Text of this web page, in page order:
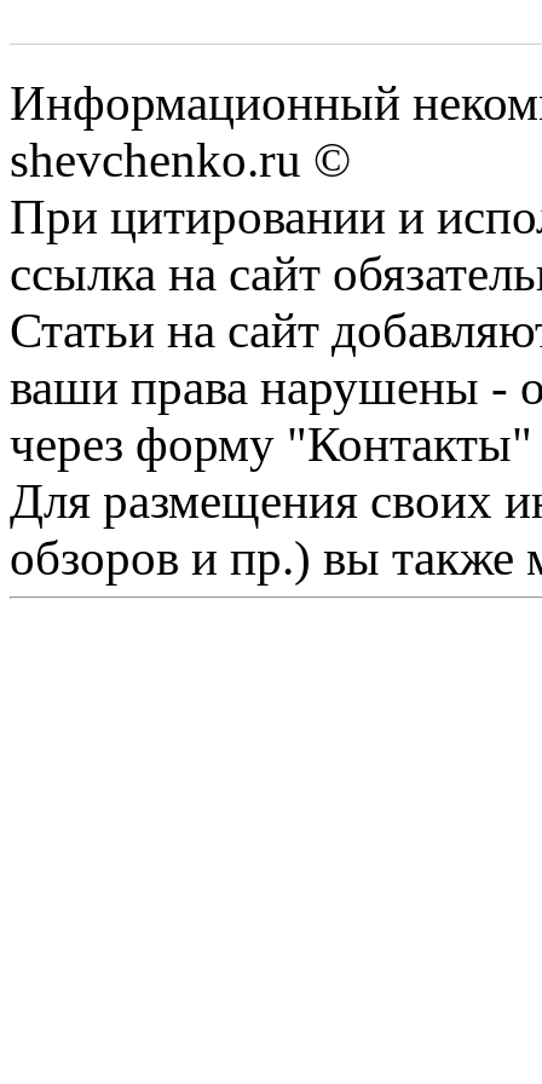
Информационный
shevchenko.ru ©
При цитировании и
ссылка на сайт
Статьи на сайт
ваши права нарушены -
через форму "Контакты"
Для размещения своих
обзоров и пр.) вы также